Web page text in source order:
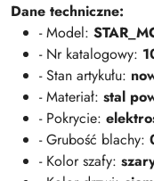
Dane techniczne:
- Model:
- Nr katalogowy:
- Stan artykułu:
- Materiał: stal
- Pokrycie:
- Grubość blachy:
- Kolor szafy: